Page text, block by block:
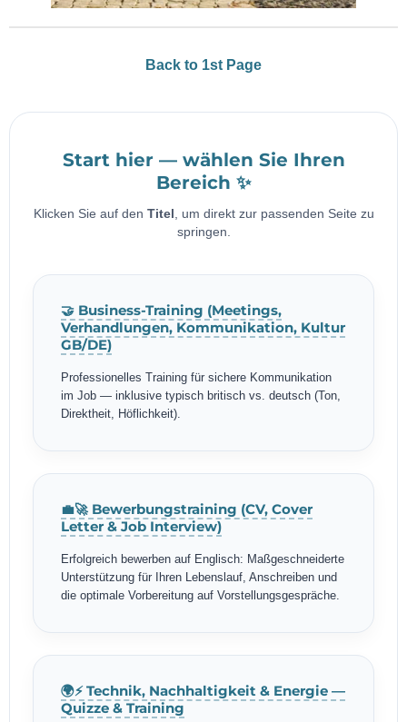
Back to 1st Page
Start hier — wählen Sie Ihren
Bereich ✨
Klicken Sie auf den Titel
, um direkt zur passenden Seite zu
springen.
🤝 Business-Training (Meetings,
Verhandlungen, Kommunikation, Kultur
GB/DE)
Professionelles Training für sichere Kommunikation
im Job — inklusive typisch britisch vs. deutsch (Ton,
Direktheit, Höflichkeit).
💼🚀 Bewerbungstraining (CV, Cover
Letter & Job Interview)
Erfolgreich bewerben auf Englisch: Maßgeschneiderte
Unterstützung für Ihren Lebenslauf, Anschreiben und
die optimale Vorbereitung auf Vorstellungsgespräche.
🌍⚡ Technik, Nachhaltigkeit & Energie —
Quizze & Training